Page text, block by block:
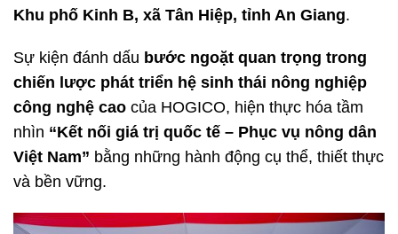
Khu phố Kinh B, xã Tân Hiệp, tỉnh An Giang.
Sự kiện đánh dấu bước ngoặt quan trọng trong
chiến lược phát triển hệ sinh thái nông nghiệp
công nghệ cao của HOGICO, hiện thực hóa tầm
nhìn “Kết nối giá trị quốc tế – Phục vụ nông dân
Việt Nam” bằng những hành động cụ thể, thiết thực
và bền vững.